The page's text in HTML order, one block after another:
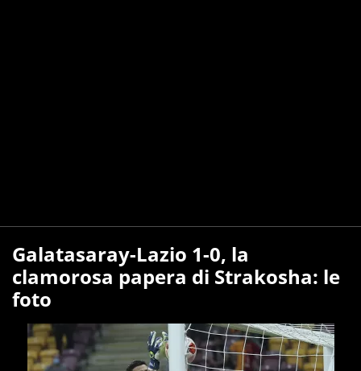
Galatasaray-Lazio 1-0, la
clamorosa papera di Strakosha: le
foto